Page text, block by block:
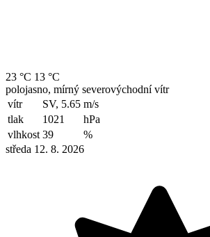
23 °C 13 °C
polojasno, mírný severovýchodní vítr
vítr
SV, 5.65 m/s
tlak
1021
hPa
vlhkost 39
%
středa 12. 8. 2026